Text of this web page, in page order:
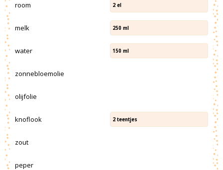
room 2 el
melk 250 ml
water 150 ml
zonnebloemolie
olijfolie
knoflook 2 teentjes
zout
peper